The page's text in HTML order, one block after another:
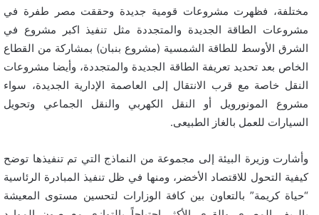
مختلفة، فظهرت مشروعات قومية جديدة وحققت مصر طفرة في
مشروعات الطاقة الجديدة والمتجددة مثل تنفيذ اكبر مشروع في
الشرق الأوسط للطاقة الشمسية (مشروع بنبان) بمشاركة من القطاع
الخاص بعد تحديد تعريفة الطاقة الجديدة والمتجددة، وأيضا مشروعات
النقل خاصة مع قرب الانتقال إلى العاصمة الإدارية الجديدة، سواء
مشروع المونورويل أو النقل الكهربي والنقل الجماعي وتحويل
السيارات للعمل بالغاز الطبيعى.
وأشارت وزيرة البيئة إلى مجموعة من النماذج التي تم تنفيذها توضح
كيفية التحول للاقتصاد الأخضر، ومنها في ظل تنفيذ المبادرة الرئاسية
“حياة كريمة” بالتعاون بين كافة الوزارات لتحسين مستوى المعيشة